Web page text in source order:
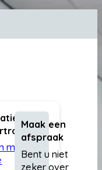
met
Maak een
afspraak
Bent u niet
zeker over